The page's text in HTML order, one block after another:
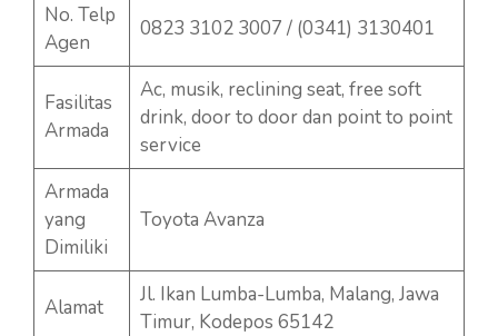
No. Telp
Agen
0823 3102 3007 / (0341) 3130401
Fasilitas
Armada
Ac, musik, reclining seat, free soft
drink, door to door dan point to point
service
Armada
yang
Dimiliki
Toyota Avanza
Alamat
Jl. Ikan Lumba-Lumba, Malang, Jawa
Timur, Kodepos 65142